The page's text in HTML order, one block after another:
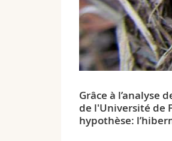
Grâce à l’analyse
de l'Université de
hypothèse: